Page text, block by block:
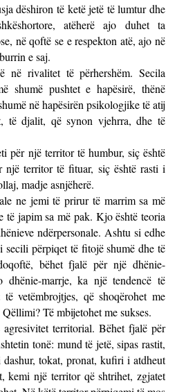
dëshiron të ketë jetë të lumtur dhe
atëherë ajo duhet ta
në qoftë se e respekton atë, ajo në
e saj.
në rivalitet të përhershëm. Secila
shumë pushtet e hapësirë, thënë
në hapësirën psikologjike të atij
të djalit, që synon vjehrra, dhe të
për një territor të humbur, siç është
një territor të fituar, siç është rasti i
madje asnjëherë.
ne jemi të prirur të marrim sa më
të japim sa më pak. Kjo është teoria
ndërpersonale. Ashtu si edhe
secili përpiqet të fitojë shumë dhe të
bëhet fjalë për një dhënie-
marrje, ka një tendencë të
vetëmbrojtjes, që shoqërohet me
Të mbijetohet me sukses.
territorial. Bëhet fjalë për
tonë: mund të jetë, sipas rastit,
tokat, pronat, kufiri i atdheut
kemi një territor që shtrihet, zgjatet